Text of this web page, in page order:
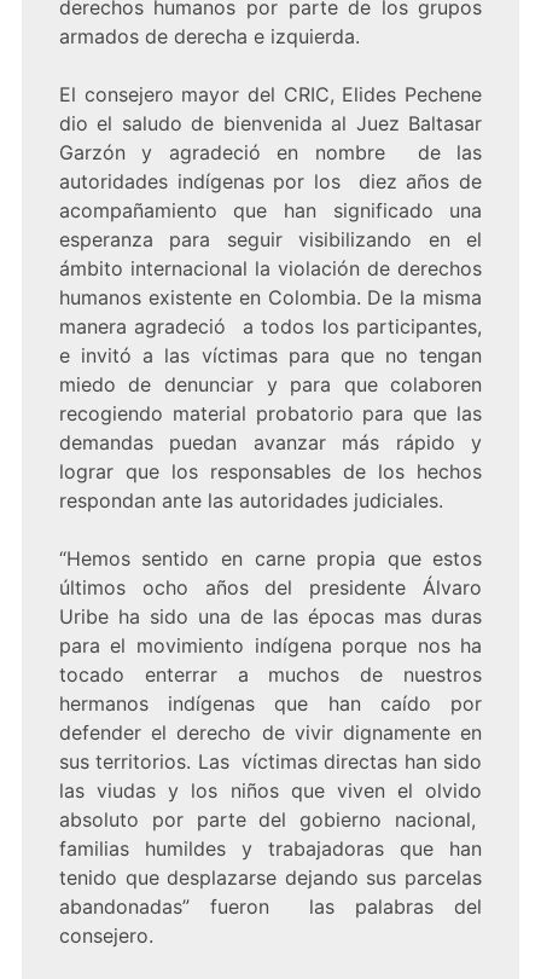
derechos humanos por parte de los grupos
armados de derecha e izquierda.
El consejero mayor del CRIC, Elides Pechene
dio el saludo de bienvenida al Juez Baltasar
Garzón y agradeció en nombre de las
autoridades indígenas por los diez años de
acompañamiento que han significado una
esperanza para seguir visibilizando en el
ámbito internacional la violación de derechos
humanos existente en Colombia. De la misma
manera agradeció a todos los participantes,
e invitó a las víctimas para que no tengan
miedo de denunciar y para que colaboren
recogiendo material probatorio para que las
demandas puedan avanzar más rápido y
lograr que los responsables de los hechos
respondan ante las autoridades judiciales.
“Hemos sentido en carne propia que estos
últimos ocho años del presidente Álvaro
Uribe ha sido una de las épocas mas duras
para el movimiento indígena porque nos ha
tocado enterrar a muchos de nuestros
hermanos indígenas que han caído por
defender el derecho de vivir dignamente en
sus territorios. Las víctimas directas han sido
las viudas y los niños que viven el olvido
absoluto por parte del gobierno nacional,
familias humildes y trabajadoras que han
tenido que desplazarse dejando sus parcelas
abandonadas” fueron las palabras del
consejero.